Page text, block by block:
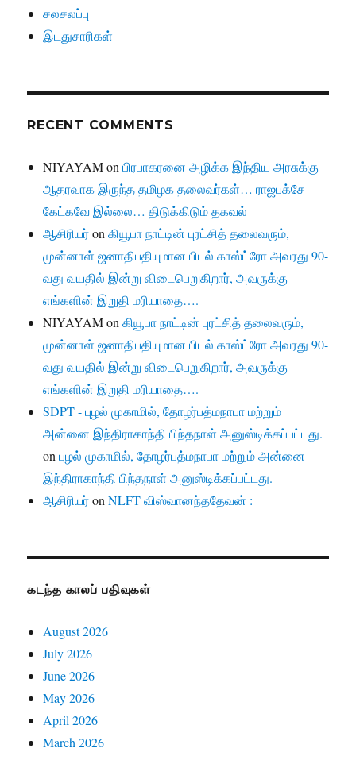
சலசலப்பு
இடதுசாரிகள்
RECENT COMMENTS
NIYAYAMonபிரபாகரனை அழிக்க இந்திய அரசுக்கு
ஆதரவாக இருந்த தமிழக தலைவர்கள்… ராஜபக்சே
கேட்கவே இல்லை… திடுக்கிடும் தகவல்
ஆசிரியர்onகியூபா நாட்டின் புரட்சித் தலைவரும்,
முன்னாள் ஜனாதிபதியுமான பிடல் காஸ்ட்ரோ அவரது 90-
வது வயதில் இன்று விடைபெறுகிறார், அவருக்கு
எங்களின் இறுதி மரியாதை….
NIYAYAMonகியூபா நாட்டின் புரட்சித் தலைவரும்,
முன்னாள் ஜனாதிபதியுமான பிடல் காஸ்ட்ரோ அவரது 90-
வது வயதில் இன்று விடைபெறுகிறார், அவருக்கு
எங்களின் இறுதி மரியாதை….
SDPT - புழல் முகாமில், தோழர்பத்மநாபா மற்றும்
அன்னை இந்திராகாந்தி பிந்தநாள் அனுஸ்டிக்கப்பட்டது.
onபுழல் முகாமில், தோழர்பத்மநாபா மற்றும் அன்னை
இந்திராகாந்தி பிந்தநாள் அனுஸ்டிக்கப்பட்டது.
ஆசிரியர்onNLFT விஸ்வானந்ததேவன் :
கடந்த காலப் பதிவுகள்
August 2026
July 2026
June 2026
May 2026
April 2026
March 2026